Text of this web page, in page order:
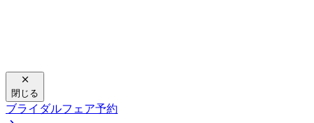
閉じる
ブライダルフェア予約